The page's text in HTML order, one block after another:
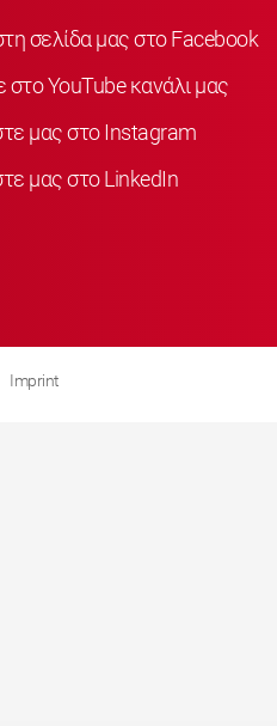
σελίδα μας στο Facebook
στο YouTube κανάλι μας
μας στο Instagram
μας στο LinkedIn
Imprint